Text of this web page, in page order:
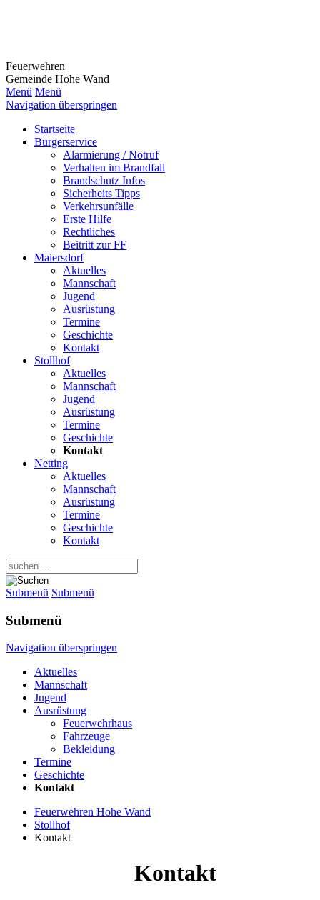
Feuerwehren
Gemeinde Hohe Wand
Menü Menü
Navigation überspringen
Startseite
Bürgerservice
Alarmierung / Notruf
Verhalten im Brandfall
Brandschutz Infos
Sicherheits Tipps
Verkehrsunfälle
Erste Hilfe
Rechtliches
Beitritt zur FF
Maiersdorf
Aktuelles
Mannschaft
Jugend
Ausrüstung
Termine
Geschichte
Kontakt
Stollhof
Aktuelles
Mannschaft
Jugend
Ausrüstung
Termine
Geschichte
Kontakt
Netting
Aktuelles
Mannschaft
Ausrüstung
Termine
Geschichte
Kontakt
Submenü Submenü
Submenü
Navigation überspringen
Aktuelles
Mannschaft
Jugend
Ausrüstung
Feuerwehrhaus
Fahrzeuge
Bekleidung
Termine
Geschichte
Kontakt
Feuerwehren Hohe Wand
Stollhof
Kontakt
Kontakt